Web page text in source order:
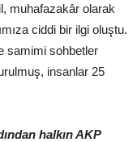
muhafazakâr olarak
ciddi bir ilgi oluştu.
samimi sohbetler
insanlar 25
halkın AKP